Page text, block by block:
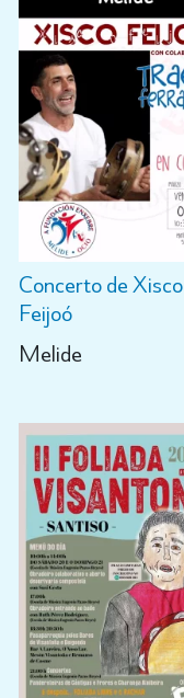
Concerto de Xisco
Feijoó
Melide